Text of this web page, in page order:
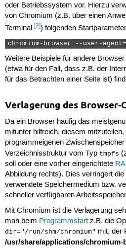
oder Betriebssystem vor. Hierzu
von Chromium (z.B. über einen
Terminal [2]) folgenden
chromium-browser --user-
Weitere Beispiele für andere
(etwa für den Fall, dass z.B. der
für das Betrachten einer Seite ist)
Verlagerung des Browser-
Da ein Browser häufig das
mitunter hilfreich, diesem
programmeigenen Zwischenspeicher
Verzeichnisstruktur vom Typ tmpfs
soll oder eine vorher eingerichtete
Abbildung rechts). Dies verringert
verwendete Speichermedium bzw.
schneller verfügbaren
Mit Chromium ist die Verlagerung
man beim Programmstartz.B. die
dir="/run/shm/chromium" mit; der
/usr/share/applications/chromium-